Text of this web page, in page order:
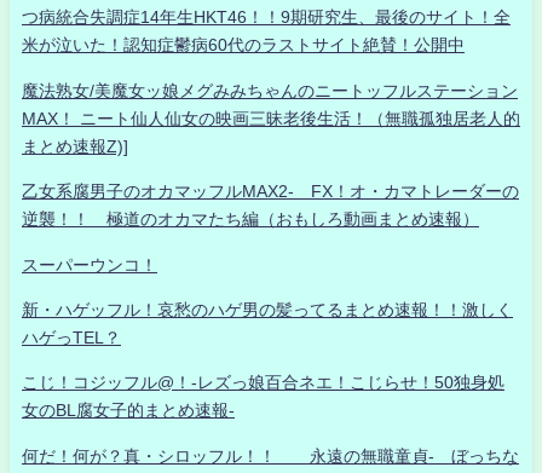
つ病統合失調症14年生HKT46！！9期研究生、最後のサイト！全
米が泣いた！認知症鬱病60代のラストサイト絶賛！公開中
魔法熟女/美魔女ッ娘メグみみちゃんのニートッフルステーション
MAX！ ニート仙人仙女の映画三昧老後生活！（無職孤独居老人的
まとめ速報Z)]
乙女系腐男子のオカマッフルMAX2- FX！オ・カマトレーダーの
逆襲！！ 極道のオカマたち編（おもしろ動画まとめ速報）
スーパーウンコ！
新・ハゲッフル！哀愁のハゲ男の髪ってるまとめ速報！！激しく
ハゲっTEL？
こじ！コジッフル@！-レズっ娘百合ネエ！こじらせ！50独身処
女のBL腐女子的まとめ速報-
何だ！何が？真・シロッフル！！ 永遠の無職童貞- ぼっちな